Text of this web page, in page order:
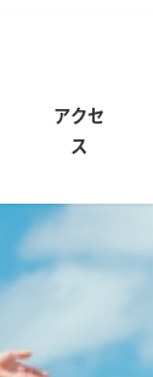
アクセ
ス